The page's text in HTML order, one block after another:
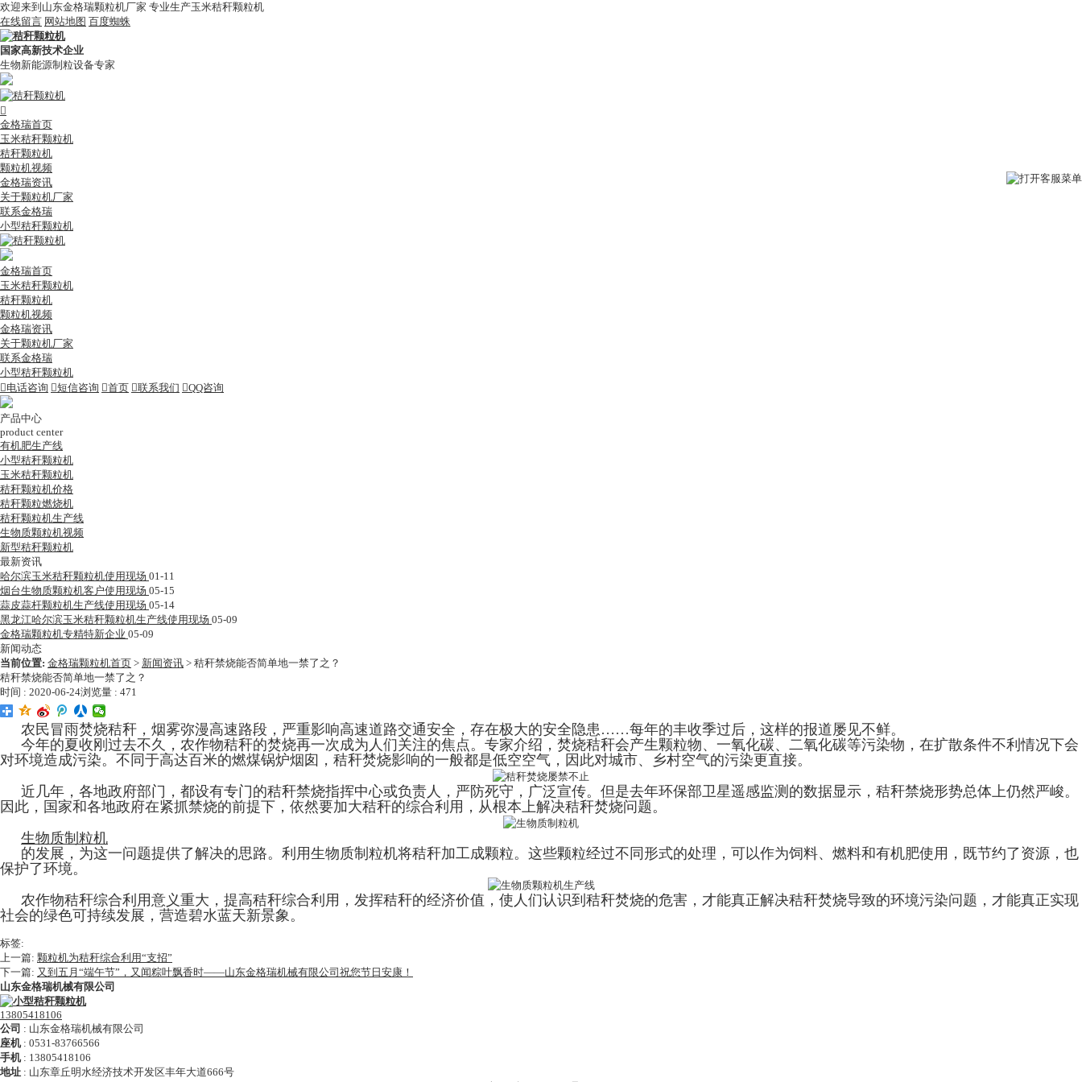
欢迎来到山东金格瑞颗粒机厂家 专业生产玉米秸秆颗粒机
在线留言 网站地图 百度蜘蛛
国家高新技术企业
生物新能源制粒设备专家

金格瑞首页
玉米秸秆颗粒机
秸秆颗粒机
颗粒机视频
金格瑞资讯
关于颗粒机厂家
联系金格瑞
小型秸秆颗粒机
金格瑞首页
玉米秸秆颗粒机
秸秆颗粒机
颗粒机视频
金格瑞资讯
关于颗粒机厂家
联系金格瑞
小型秸秆颗粒机
 电话咨询 短信咨询 首页 联系我们 QQ咨询
产品中心
product center
有机肥生产线
小型秸秆颗粒机
玉米秸秆颗粒机
秸秆颗粒机价格
秸秆颗粒燃烧机
秸秆颗粒机生产线
生物质颗粒机视频
新型秸秆颗粒机
最新资讯
哈尔滨玉米秸秆颗粒机使用现场 01-11
烟台生物质颗粒机客户使用现场 05-15
蒜皮蒜杆颗粒机生产线使用现场 05-14
黑龙江哈尔滨玉米秸秆颗粒机生产线使用现场 05-09
金格瑞颗粒机专精特新企业 05-09
新闻动态
当前位置: 金格瑞颗粒机首页 > 新闻资讯 > 秸秆禁烧能否简单地一禁了之？
秸秆禁烧能否简单地一禁了之？
时间 : 2020-06-24浏览量 : 471
农民冒雨焚烧秸秆，烟雾弥漫高速路段，严重影响高速道路交通安全，存在极大的安全隐患……每年的丰收季过后，这样的报道屡见不鲜。
今年的夏收刚过去不久，农作物秸秆的焚烧再一次成为人们关注的焦点。专家介绍，焚烧秸秆会产生颗粒物、一氧化碳、二氧化碳等污染物，在扩散条件不利情况下会
对环境造成污染。不同于高达百米的燃煤锅炉烟囱，秸秆焚烧影响的一般都是低空空气，因此对城市、乡村空气的污染更直接。
近几年，各地政府部门，都设有专门的秸秆禁烧指挥中心或负责人，严防死守，广泛宣传。但是去年环保部卫星遥感监测的数据显示，秸秆禁烧形势总体上仍然严峻。
因此，国家和各地政府在紧抓禁烧的前提下，依然要加大秸秆的综合利用，从根本上解决秸秆焚烧问题。
生物质制粒机
的发展，为这一问题提供了解决的思路。利用生物质制粒机将秸秆加工成颗粒。这些颗粒经过不同形式的处理，可以作为饲料、燃料和有机肥使用，既节约了资源，也
保护了环境。
农作物秸秆综合利用意义重大，提高秸秆综合利用，发挥秸秆的经济价值，使人们认识到秸秆焚烧的危害，才能真正解决秸秆焚烧导致的环境污染问题，才能真正实现
社会的绿色可持续发展，营造碧水蓝天新景象。
标签:
上一篇: 颗粒机为秸秆综合利用“支招”
下一篇: 又到五月“端午节”，又闻粽叶飘香时——山东金格瑞机械有限公司祝您节日安康！
山东金格瑞机械有限公司
13805418106
公司 : 山东金格瑞机械有限公司
座机: 0531-83766566
手机: 13805418106
地址 : 山东章丘明水经济技术开发区丰年大道666号